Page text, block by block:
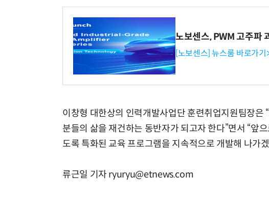
노보센스, PWM 고주파
[노보센스] 뉴스룸 바로가기
이창형 대한상의 인력개발사업단 훈련취업지원팀장은
분들의 삶을 재건하는 동반자가 되고자 한다”면서 “앞
도록 특화된 교육 프로그램을 지속적으로 개발해 나가
류근일 기자 ryuryu@etnews.com